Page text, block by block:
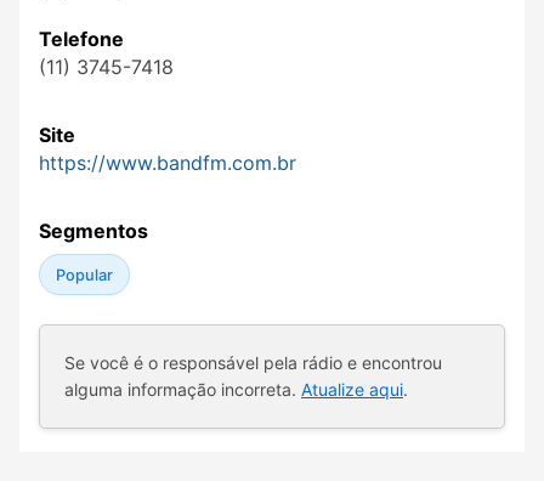
Telefone
(11) 3745-7418
Site
https://www.bandfm.com.br
Segmentos
Popular
Se você é o responsável pela rádio e encontrou
alguma informação incorreta. Atualize aqui.